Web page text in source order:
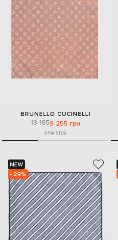
BRUNELLO CUCINELLI
13 1859 255 грн
one size
NEW
- 29%